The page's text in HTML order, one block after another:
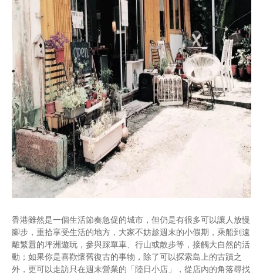
香港雖然是一個生活節奏急促的城市，但仍是有很多可以讓人放慢
腳步，重拾享受生活的地方，大家不妨趁週末的小假期，乘船到遠
離繁囂的坪洲遊玩，參與踩單車、行山或散步等，接觸大自然的活
動；如果你是喜歡懷舊復古的事物，除了可以探索島上的古蹟之
外，更可以走訪只在週末營業的「陸日小店」，從店內的角落尋找